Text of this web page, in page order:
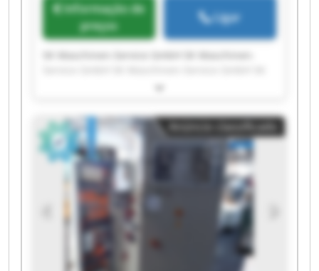
Informação de
preços
Ligar
Maschinen-Service GmbH SK Maschinen-Service
Maschinen-Service GmbH SK Maschinen-Service
GmbH SK Maschinen-Service GmbH SK
Maschinen-Service GmbH SK Maschinen-Service
GmbH SK Maschinen-Service GmbH SK
Maschinen-Service GmbH SK Maschinen-Service
GmbH SK Maschinen-Service GmbH SK
Maschinen-Service GmbH SK Maschinen-Service
GmbH SK Maschinen-Service GmbH SK
Maschinen-Service GmbH SK Maschinen-Service